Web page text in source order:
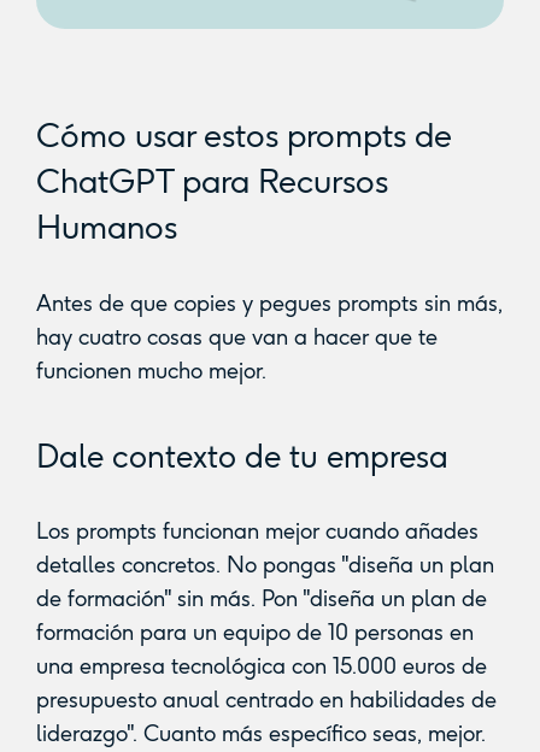
Cómo usar estos prompts de
ChatGPT para Recursos
Humanos
Antes de que copies y pegues prompts sin más,
hay cuatro cosas que van a hacer que te
funcionen mucho mejor.
Dale contexto de tu empresa
Los prompts funcionan mejor cuando añades
detalles concretos. No pongas "diseña un plan
de formación" sin más. Pon "diseña un plan de
formación para un equipo de 10 personas en
una empresa tecnológica con 15.000 euros de
presupuesto anual centrado en habilidades de
liderazgo". Cuanto más específico seas, mejor.